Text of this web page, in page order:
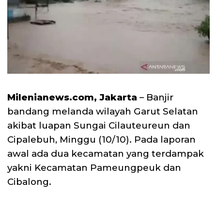
Milenianews.com, Jakarta – Banjir
bandang melanda wilayah Garut Selatan
akibat luapan Sungai Cilauteureun dan
Cipalebuh, Minggu (10/10). Pada laporan
awal ada dua kecamatan yang terdampak
yakni Kecamatan Pameungpeuk dan
Cibalong.